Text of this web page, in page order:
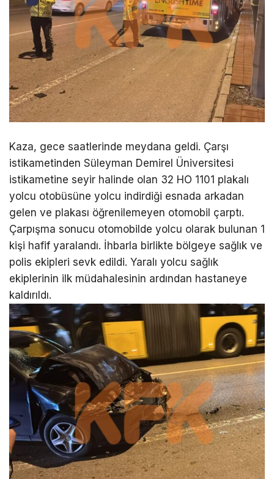
Kaza, gece saatlerinde meydana geldi. Çarşı
istikametinden Süleyman Demirel Üniversitesi
istikametine seyir halinde olan 32 HO 1101 plakalı
yolcu otobüsüne yolcu indirdiği esnada arkadan
gelen ve plakası öğrenilemeyen otomobil çarptı.
Çarpışma sonucu otomobilde yolcu olarak bulunan 1
kişi hafif yaralandı. İhbarla birlikte bölgeye sağlık ve
polis ekipleri sevk edildi. Yaralı yolcu sağlık
ekiplerinin ilk müdahalesinin ardından hastaneye
kaldırıldı.